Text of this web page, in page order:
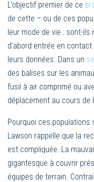
L’objectif premier de ce
de cette – ou de ces
leur mode de vie : sont-ils
d’abord entrée en
leurs données. Dans un
des balises sur les
fusil à air comprimé ou
déplacement au cours de
Pourquoi ces populations
Lawson rappelle que la
est compliquée. La
gigantesque à couvrir
équipes de terrain.